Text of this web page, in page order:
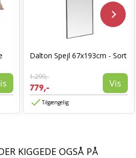
Dalton Spejl 67x193cm - Sort
1.299,-
779,- Vis
Tilgængelig
KIGGEDE OGSÅ PÅ